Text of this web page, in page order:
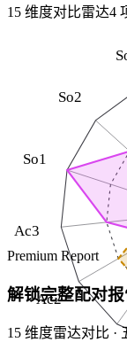
15 维度对比雷达4
Ac2
Ac3
So1
So2
Premium Report
解锁完整配对
15 维度雷达对比 ·